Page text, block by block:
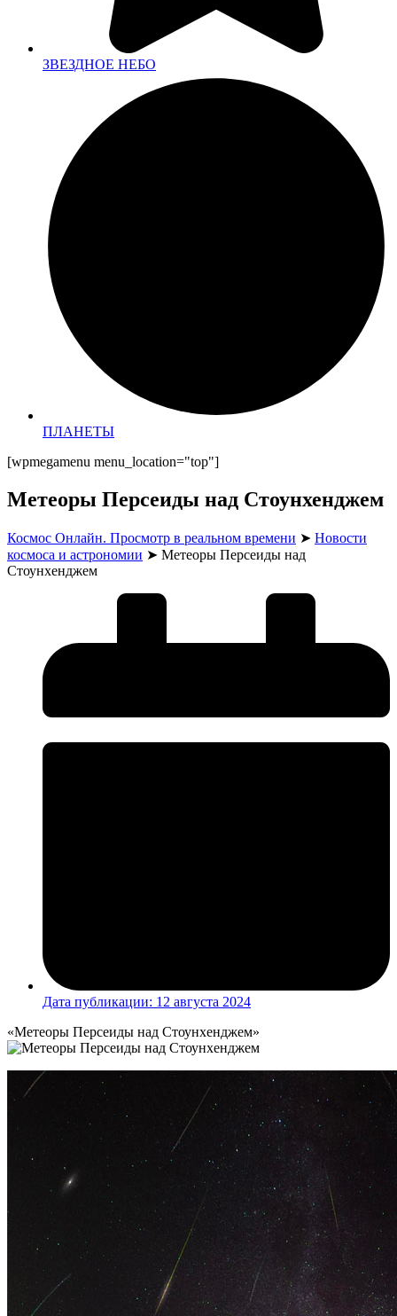
ЗВЕЗДНОЕ НЕБО
ПЛАНЕТЫ
[wpmegamenu menu_location="top"]
Метеоры Персеиды над Стоунхенджем
Космос Онлайн. Просмотр в реальном времени ➤ Новости
космоса и астрономии ➤ Метеоры Персеиды над
Стоунхенджем
Дата публикации: 12 августа 2024
«Метеоры Персеиды над Стоунхенджем»